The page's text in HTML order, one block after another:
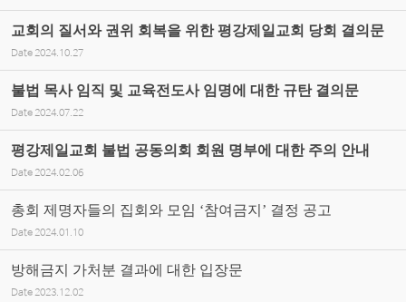
교회의 질서와 권위 회복을 위한 평강제일교회 당회 결의문
Date 2024.10.27
불법 목사 임직 및 교육전도사 임명에 대한 규탄 결의문
Date 2024.07.22
평강제일교회 불법 공동의회 회원 명부에 대한 주의 안내
Date 2024.02.06
총회 제명자들의 집회와 모임 ‘참여금지’ 결정 공고
Date 2024.01.10
방해금지 가처분 결과에 대한 입장문
Date 2023.12.02